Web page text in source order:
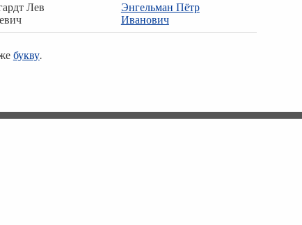
Лев
Энгельман Пётр
Иванович
букву.